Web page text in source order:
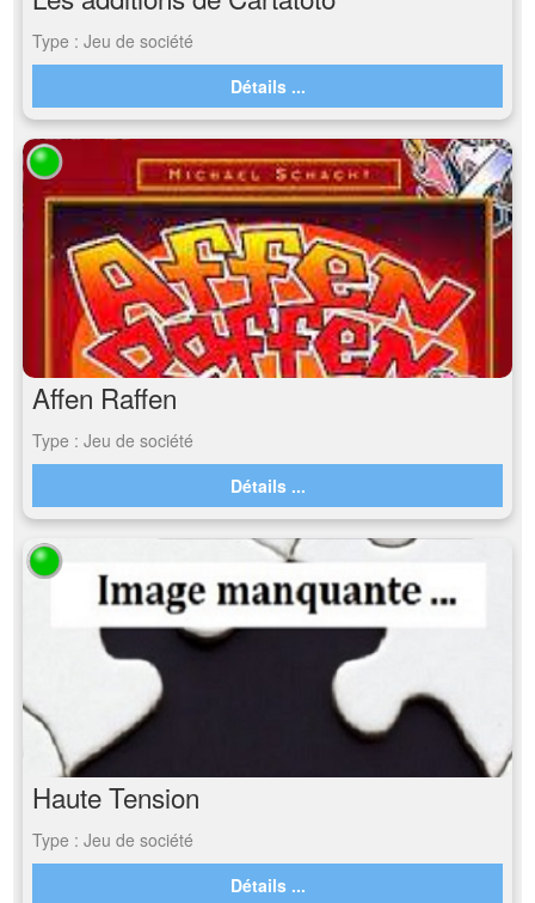
Type : Jeu de société
Détails ...
Affen Raffen
Type : Jeu de société
Détails ...
Haute Tension
Type : Jeu de société
Détails ...